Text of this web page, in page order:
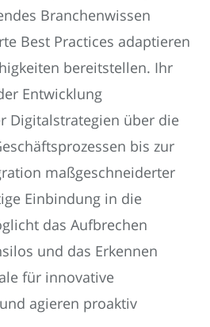
Branchenwissen
Best Practices adaptieren
bereitstellen. Ihr
Entwicklung
Digitalstrategien über die
bis zur
maßgeschneiderter
Einbindung in die
das Aufbrechen
und das Erkennen
für innovative
agieren proaktiv